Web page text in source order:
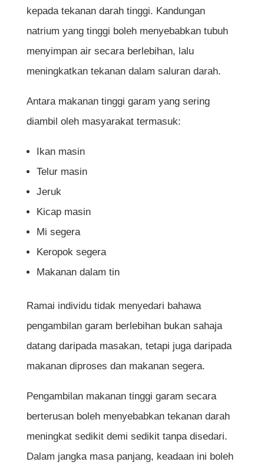
kepada tekanan darah tinggi. Kandungan
natrium yang tinggi boleh menyebabkan tubuh
menyimpan air secara berlebihan, lalu
meningkatkan tekanan dalam saluran darah.
Antara makanan tinggi garam yang sering
diambil oleh masyarakat termasuk:
Ikan masin
Telur masin
Jeruk
Kicap masin
Mi segera
Keropok segera
Makanan dalam tin
Ramai individu tidak menyedari bahawa
pengambilan garam berlebihan bukan sahaja
datang daripada masakan, tetapi juga daripada
makanan diproses dan makanan segera.
Pengambilan makanan tinggi garam secara
berterusan boleh menyebabkan tekanan darah
meningkat sedikit demi sedikit tanpa disedari.
Dalam jangka masa panjang, keadaan ini boleh